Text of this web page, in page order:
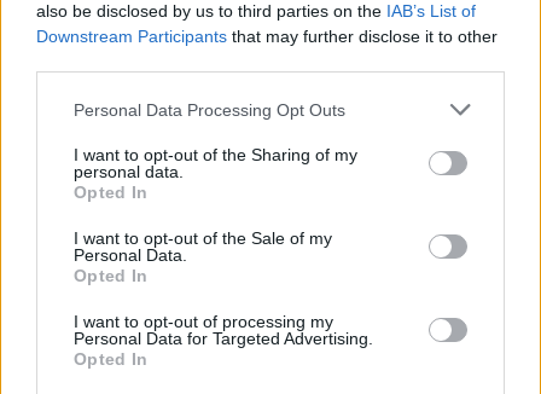
also be disclosed by us to third parties on the IAB’s List of
Downstream Participants that may further disclose it to other
Personal Data Processing Opt Outs
I want to opt-out of the Sharing of my
personal data.
Opted In
I want to opt-out of the Sale of my
Personal Data.
Opted In
I want to opt-out of processing my
Personal Data for Targeted Advertising.
Opted In
Stoiximan: «Πού ήσουν;» στις μεγάλες στιγμές του Ολυμπιακού